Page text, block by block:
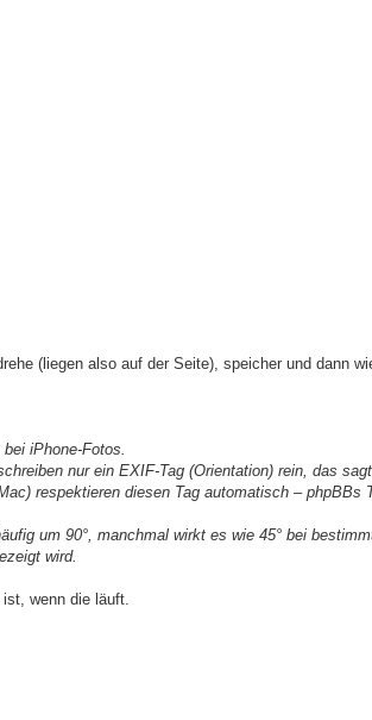
(liegen also auf der Seite), speicher und dann
iPhone-Fotos.
nur ein EXIF-Tag (Orientation) rein, das
respektieren diesen Tag automatisch – phpBBs
um 90°, manchmal wirkt es wie 45° bei
wird.
wenn die läuft.